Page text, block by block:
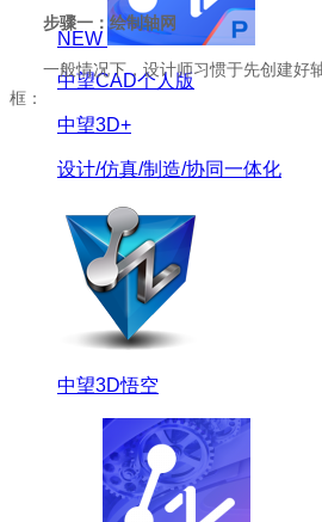
NEW
中望CAD个人版
中望3D+
设计/仿真/制造/协同一体化
中望3D悟空
步骤一：绘制轴网
一般情况下，设计师习惯于先创建好
框：